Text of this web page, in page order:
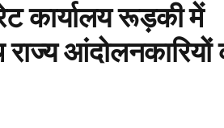
कार्यालय रूड़की में
आंदोलनकारियों